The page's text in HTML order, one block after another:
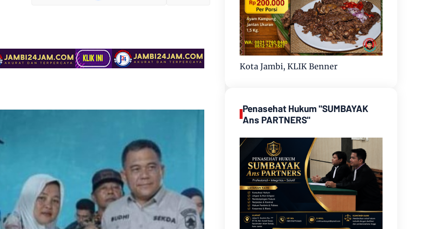
Kota Jambi, KLIK Benner
Penasehat Hukum "SUMBAYAK
Ans PARTNERS"